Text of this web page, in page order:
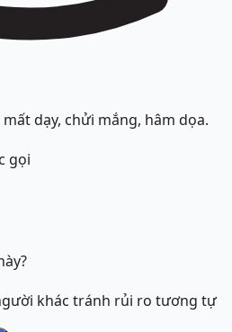
dạy, chửi mắng, hâm dọa.
gọi
khác tránh rủi ro tương tự